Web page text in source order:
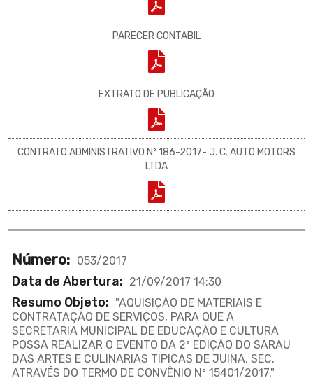
PARECER CONTABIL
EXTRATO DE PUBLICAÇÃO
CONTRATO ADMINISTRATIVO Nº 186-2017- J. C. AUTO MOTORS
LTDA
Número: 053/2017
Data de Abertura: 21/09/2017 14:30
Resumo Objeto: "AQUISIÇÃO DE MATERIAIS E
CONTRATAÇÃO DE SERVIÇOS, PARA QUE A
SECRETARIA MUNICIPAL DE EDUCAÇÃO E CULTURA
POSSA REALIZAR O EVENTO DA 2ª EDIÇÃO DO SARAU
DAS ARTES E CULINARIAS TIPICAS DE JUINA, SEC.
ATRAVÉS DO TERMO DE CONVÊNIO Nº 15401/2017."